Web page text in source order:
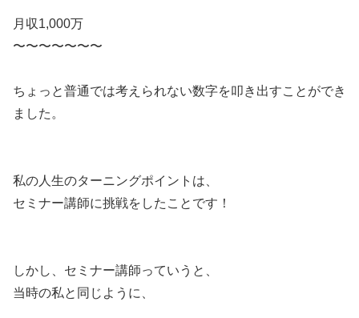
月収1,000万
〜〜〜〜〜〜〜
ちょっと普通では考えられない数字を叩き出すことができ
ました。
私の人生のターニングポイントは、
セミナー講師に挑戦をしたことです！
しかし、セミナー講師っていうと、
当時の私と同じように、